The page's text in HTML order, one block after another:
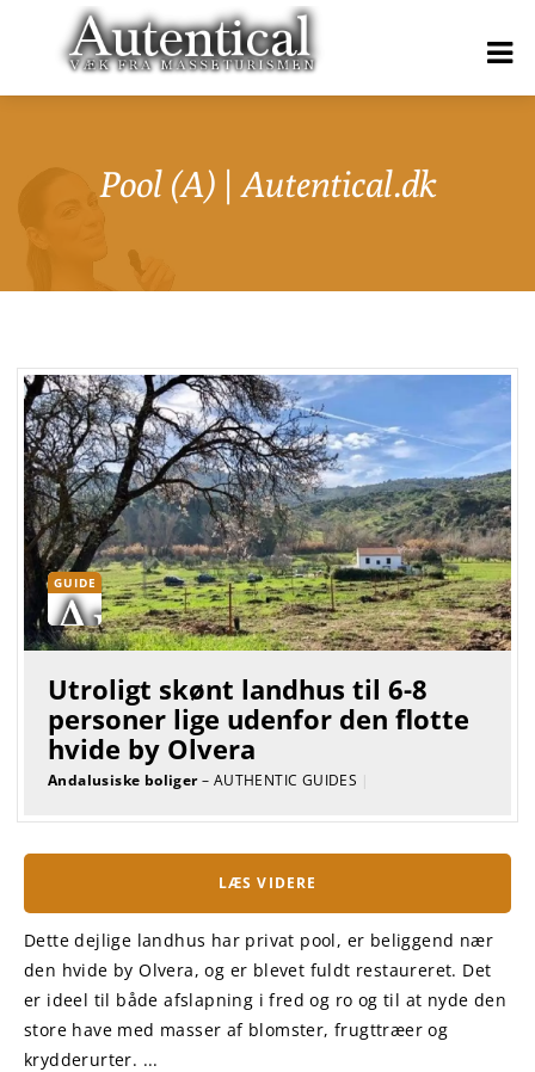
Pool (A) | Autentical.dk
GUIDE
Utroligt skønt landhus til 6-8
personer lige udenfor den flotte
hvide by Olvera
Andalusiske boliger– AUTHENTIC GUIDES |
LÆS VIDERE
Dette dejlige landhus har privat pool, er beliggend nær
den hvide by Olvera, og er blevet fuldt restaureret. Det
er ideel til både afslapning i fred og ro og til at nyde den
store have med masser af blomster, frugttræer og
krydderurter. ...